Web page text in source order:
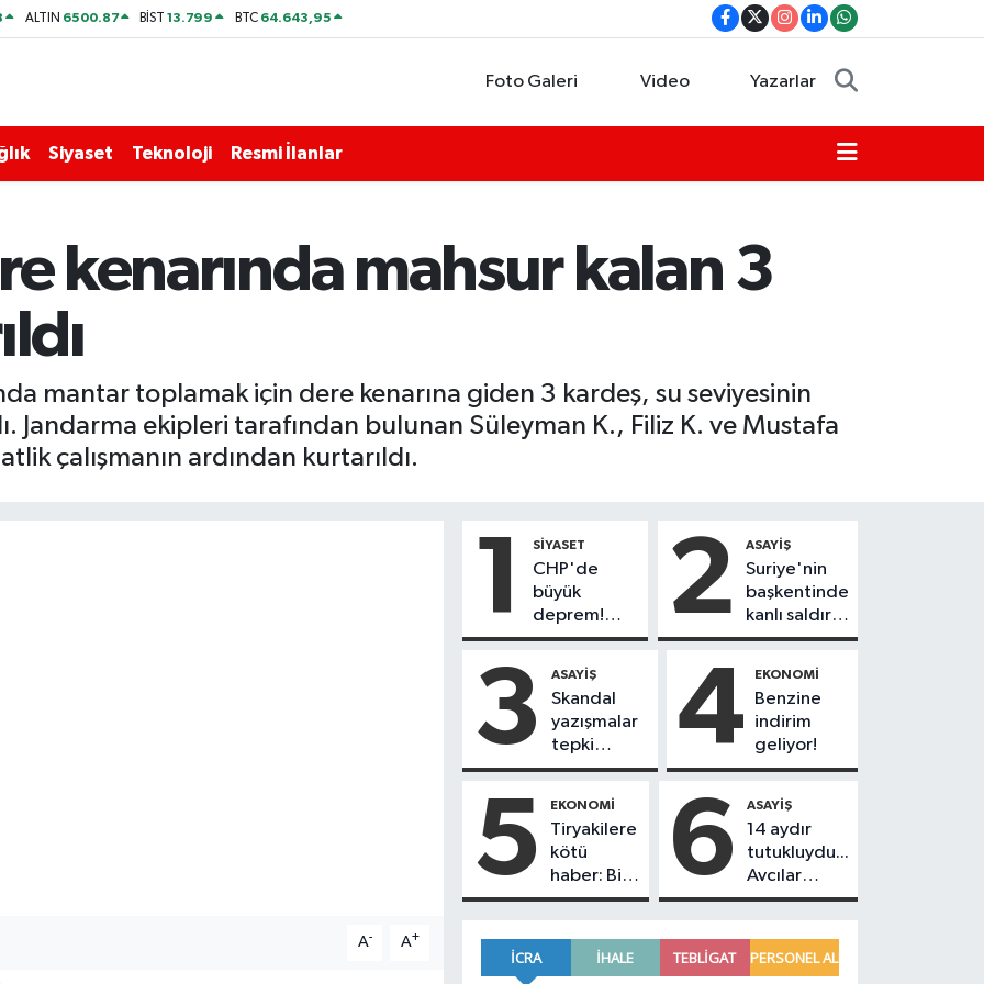
ALTIN 6500.87 BİST13.799 BTC 64.643,95
Foto Galeri Video Yazarlar
Siyaset Teknoloji Resmi İlanlar
kenarında mahsur kalan 3
mantar toplamak için dere kenarına giden 3 kardeş, su seviyesinin
Jandarma ekipleri tarafından bulunan Süleyman K., Filiz K. ve Mustafa
çalışmanın ardından kurtarıldı.
A- A+
1 SIYASET
CHP'de
büyük
deprem!
230
başkanı Yeni
Parti'ye
geçiyor
2 ASAYIŞ
Suriye'nin
başkentinde
kanlı saldırı!
Yolcu
çok sayıda
ölü ve yaralı
var
3 ASAYIŞ
Skandal
yazışmalar
tepki
toplamıştı...
hakkında
tutuklama
kararı
geldi!
4 EKONOMI
Benzine
indirim
geliyor!
5 EKONOMI
Tiryakilere
kötü
haber: Bir
sigara
daha zam
geldi!
6 ASAYIŞ
14 aydır
tutukluydu...
Avcılar
Belediye
Utku Caner
Çankaya